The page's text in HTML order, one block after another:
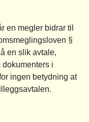
en megler bidrar til
§
en slik avtale,
i
ingen betydning at